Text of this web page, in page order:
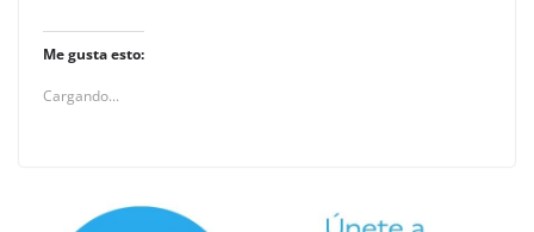
Me gusta esto:
Cargando...